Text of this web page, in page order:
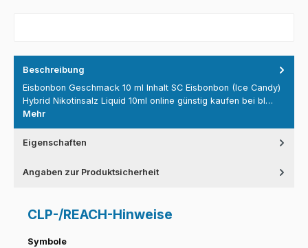
Beschreibung
Eisbonbon Geschmack 10 ml Inhalt SC Eisbonbon (Ice Candy)
Hybrid Nikotinsalz Liquid 10ml online günstig kaufen bei bl…
Mehr
Eigenschaften
Angaben zur Produktsicherheit
CLP-/REACH-Hinweise
Symbole